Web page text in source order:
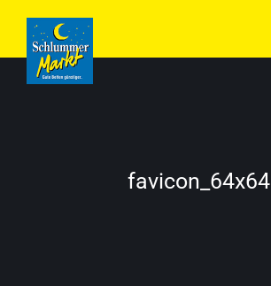
Inhalt
springen
favicon_64x64